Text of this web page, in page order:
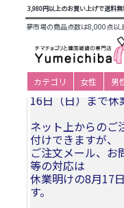
3,980円以上のお買い上げで送料無
夢市場の商品点数は8,000点以
カテゴリ 女性 男
商品カテゴリ一覧>韓
カード> 韓国 メッセー
夏季休業について
誠に勝手ながら、
16日（日）まで休
ネット上からのご
付けできますが、
ご注文メール、お
等の対応は
休業明けの8月17
す。